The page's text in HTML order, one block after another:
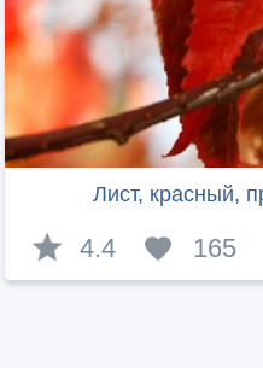
Лист, красный,
4.4 165